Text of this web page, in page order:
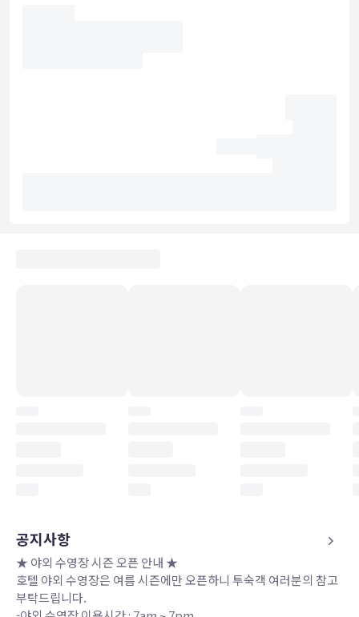
공지사항
★ 야외 수영장 시즌 오픈 안내 ★
호텔 야외 수영장은 여름 시즌에만 오픈하니 투숙객 여러분의 참고
부탁드립니다.